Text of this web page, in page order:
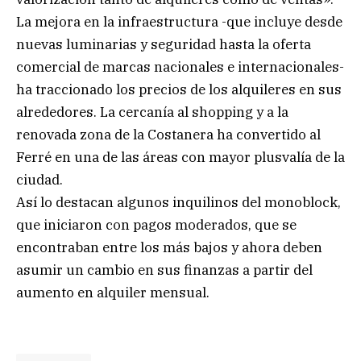
La mejora en la infraestructura -que incluye desde
nuevas luminarias y seguridad hasta la oferta
comercial de marcas nacionales e internacionales-
ha traccionado los precios de los alquileres en sus
alrededores. La cercanía al shopping y a la
renovada zona de la Costanera ha convertido al
Ferré en una de las áreas con mayor plusvalía de la
ciudad.
Así lo destacan algunos inquilinos del monoblock,
que iniciaron con pagos moderados, que se
encontraban entre los más bajos y ahora deben
asumir un cambio en sus finanzas a partir del
aumento en alquiler mensual.